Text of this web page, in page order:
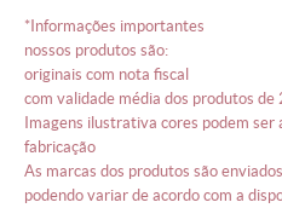
*informações importantes
nossos produtos são:
originais com nota fiscal
com validade média dos produtos de
imagens ilustrativa cores podem ser alterados conforme lote de
fabricação
as marcas dos produtos são enviados de acordo com a descrição
podendo variar de acordo com a